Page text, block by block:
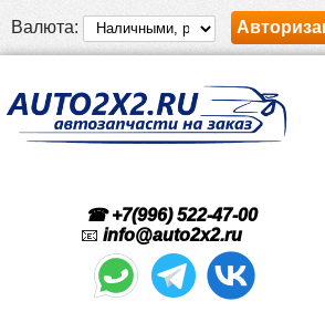
Валюта:
☎ +7(996) 522-47-00
📧 info@auto2x2.ru